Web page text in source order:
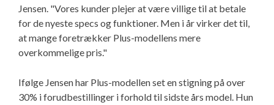
Jensen. "Vores kunder plejer at være villige til at betale
for de nyeste specs og funktioner. Men i år virker det til,
at mange foretrækker Plus-modellens mere
overkommelige pris."
Ifølge Jensen har Plus-modellen set en stigning på over
30% i forudbestillinger i forhold til sidste års model. Hun